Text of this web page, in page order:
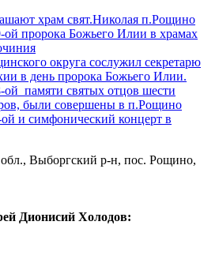
храм свят.Николая п.Рощино
пророка Божьего Илии в храмах
округа сослужил секретарю
в день пророка Божьего Илии.
памяти святых отцов шести
были совершены в п.Рощино
и симфонический концерт в
Выборгский р-н, пос. Рощино,
Дионисий Холодов: